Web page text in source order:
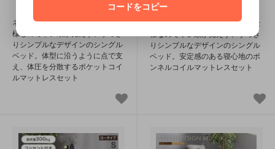
ネジを使わずパーツをはめ込む仕
様なのでネジ頭が見えず、すっき
りシンプルなデザインのシングル
ベッド。体型に沿うように点で支
え、体圧を分散するポケットコイ
ルマットレスセット
ネジを使わずパーツをはめ込む仕
様なのでネジ頭が見えず、すっき
りシンプルなデザインのシングル
ベッド。安定感のある寝心地のボ
ンネルコイルマットレスセット
コードをコピー